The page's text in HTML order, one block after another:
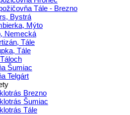
Tále - Brezno
Bystrá
Mýto
Nemecká
Tále
Tále
Šumiac
Telgárt
Brezno
Šumiac
Tále